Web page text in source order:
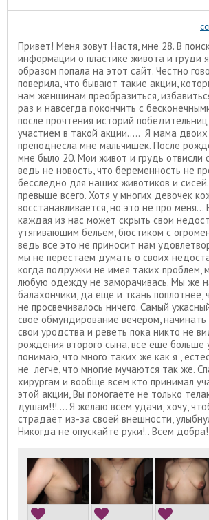
Привет! Меня зовут Настя, мне 28. В
информации о пластике живота и груди
образом попала на этот сайт. Честно
поверила, что бывают такие акции,
нам женщинам преобразиться,
раз и навсегда покончить с
после прочтения историй победительниц
участием в такой акции..... Я мама
преподнесла мне мальчишек. После
мне было 20. Мои живот и грудь отвисли
ведь не новость, что беременность не
бесследно для наших животиков и
превыше всего. Хотя у многих девочек
восстанавливается, но это не про меня...
каждая из нас может скрыть свои
утягивающим бельем, бюстиком с
ведь все это не приносит нам
мы не перестаем думать о своих
когда подружки не имея таких проблем,
любую одежду не заморачивась. Мы же
балахончики, да еще и ткань поплотнее,
не просвечивалось ничего. Самый
свое обмундирование вечером, начинать
свои уродства и реветь пока никто не
рождения второго сына, все еще больше
понимаю, что много таких же как я ,
не легче, что многие мучаются так же.
хирургам и вообще всем кто принимал
этой акции, Вы помогаете не только
душам!!!.... Я желаю всем удачи, хочу,
страдает из-за своей внешности,
Никогда не опускайте руки!.. Всем